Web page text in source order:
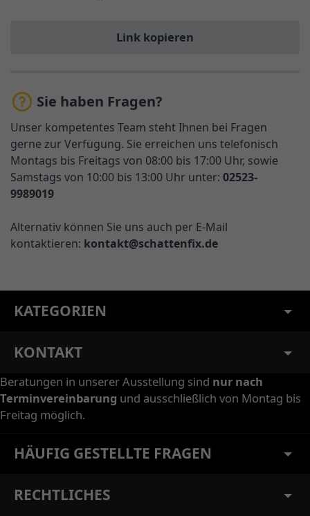
Link kopieren
Sie haben Fragen?
Unser kompetentes Team steht Ihnen bei Fragen
gerne zur Verfügung. Sie erreichen uns telefonisch
Montags bis Freitags von 08:00 bis 17:00 Uhr, sowie
Samstags von 10:00 bis 13:00 Uhr unter: 02523-
9989019
Alternativ können Sie uns auch per E-Mail
kontaktieren: kontakt@schattenfix.de
KATEGORIEN
KONTAKT
Beratungen in unserer Ausstellung sind nur nach
Terminvereinbarung und ausschließlich von Montag bis
Freitag möglich.
HÄUFIG GESTELLTE FRAGEN
RECHTLICHES